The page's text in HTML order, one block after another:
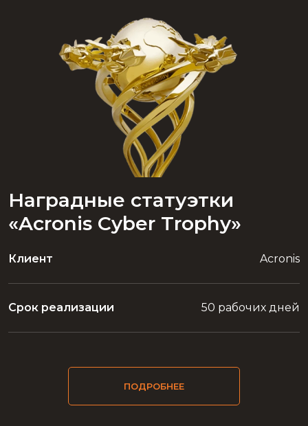
Наградные статуэтки
«Acronis Cyber Trophy»
Клиент Acronis
Срок реализации 50 рабочих дней
ПОДРОБНЕЕ